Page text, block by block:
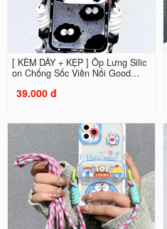
[ KÈM DÂY + KẸP ] Ốp Lưng Silic
on Chống Sốc Viền Nổi Good...
39.000 đ